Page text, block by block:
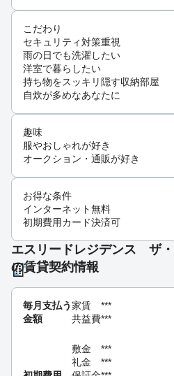
こだわり
セキュリティ対策重視
雨の日でも洗濯したい
洋室で暮らしたい
持ち物をスッキリ隠す収納部屋
自炊が多めなあなたに
趣味
服やおしゃれが好き
オークション・通販が好き
お得な条件
インターネット無料
初期費用カード決済可
エスリードレジデンス ザ
の賃貸契約情報
毎月支払う
金額
家賃
***
共益費***
敷金
***
礼金
***